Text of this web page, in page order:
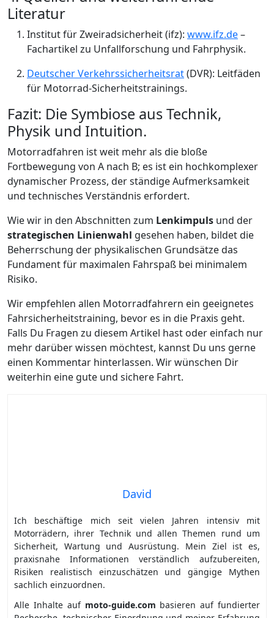
Literatur
Institut für Zweiradsicherheit (ifz): www.ifz.de–
Fachartikel zu Unfallforschung und Fahrphysik.
Deutscher Verkehrssicherheitsrat(DVR): Leitfäden
für Motorrad-Sicherheitstrainings.
Fazit: Die Symbiose aus Technik,
Physik und Intuition.
Motorradfahren ist weit mehr als die bloße
Fortbewegung von A nach B; es ist ein hochkomplexer
dynamischer Prozess, der ständige Aufmerksamkeit
und technisches Verständnis erfordert.
Wie wir in den Abschnitten zum Lenkimpuls und der
strategischen Linienwahl gesehen haben, bildet die
Beherrschung der physikalischen Grundsätze das
Fundament für maximalen Fahrspaß bei minimalem
Risiko.
Wir empfehlen allen Motorradfahrern ein geeignetes
Fahrsicherheitstraining, bevor es in die Praxis geht.
Falls Du Fragen zu diesem Artikel hast oder einfach nur
mehr darüber wissen möchtest, kannst Du uns gerne
einen Kommentar hinterlassen. Wir wünschen Dir
weiterhin eine gute und sichere Fahrt.
David
Ich beschäftige mich seit vielen Jahren intensiv mit
Motorrädern, ihrer Technik und allen Themen rund um
Sicherheit, Wartung und Ausrüstung. Mein Ziel ist es,
praxisnahe Informationen verständlich aufzubereiten,
Risiken realistisch einzuschätzen und gängige Mythen
sachlich einzuordnen.
Alle Inhalte auf moto-guide.com basieren auf fundierter